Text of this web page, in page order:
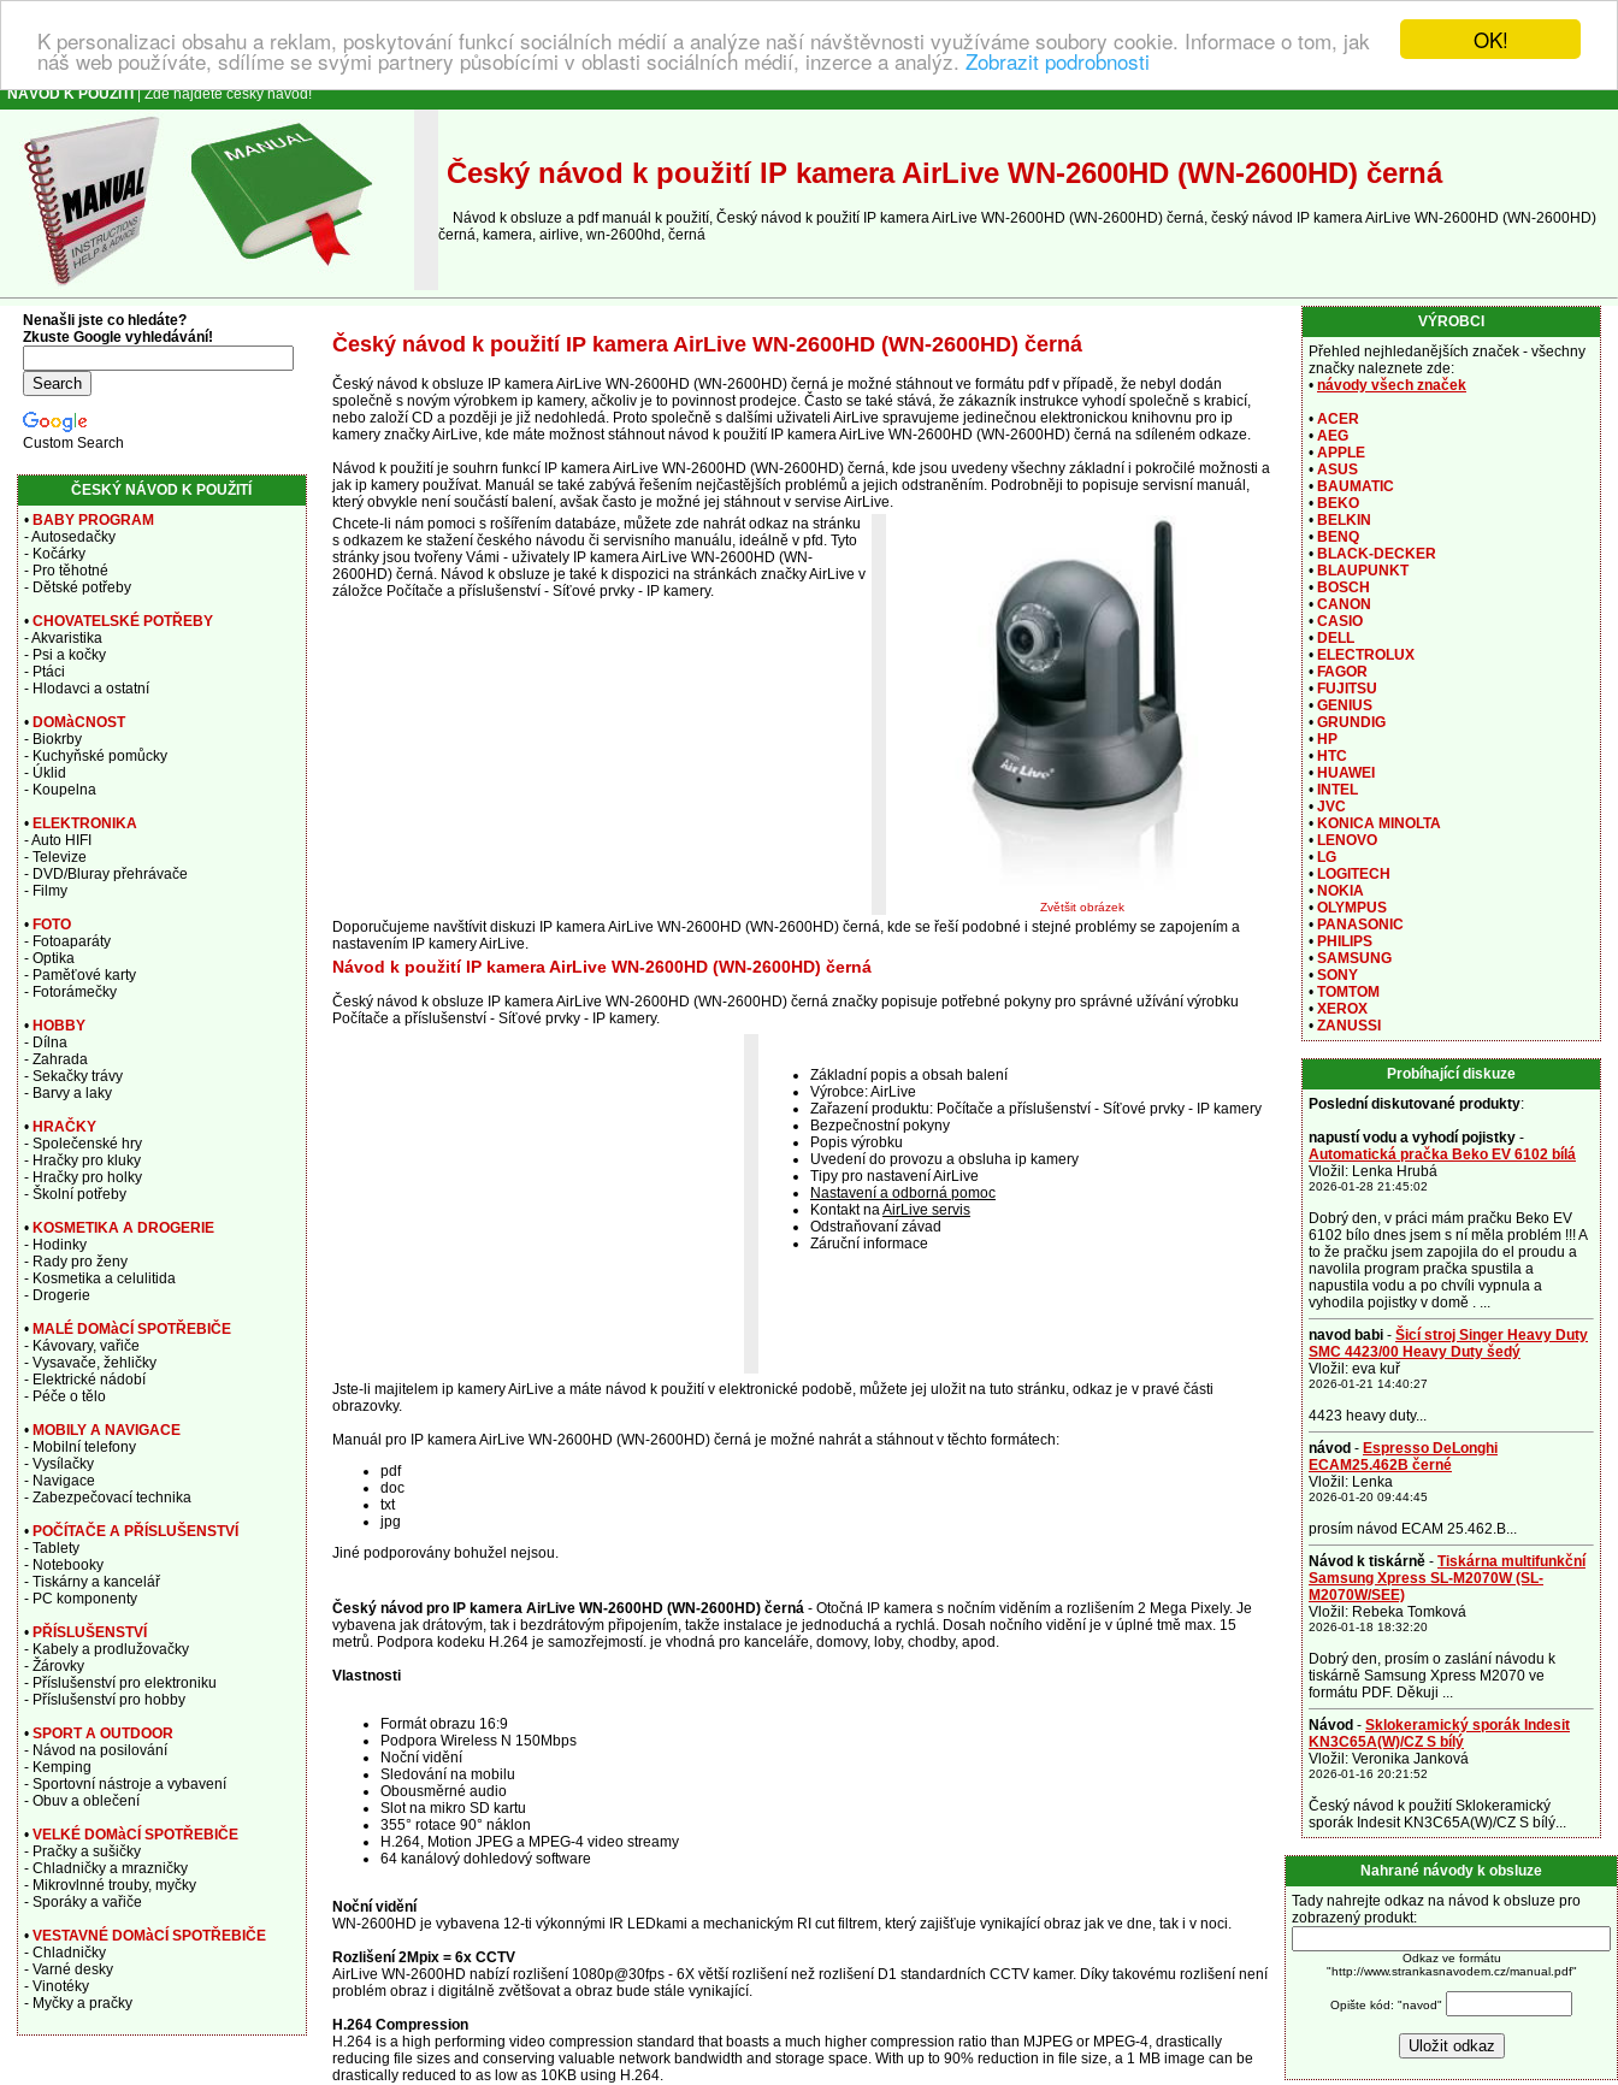
OK!
K personalizaci obsahu a reklam, poskytování funkcí sociálních médií a analýze naší návštěvnosti využíváme soubory cookie. Informace o tom, jak
náš web používáte, sdílíme se svými partnery působícími v oblasti sociálních médií, inzerce a analýz. Zobrazit podrobnosti
NÁVOD K POUŽITÍ| Zde najdete český návod!
Český návod k použití IP kamera AirLive WN-2600HD (WN-2600HD) černá
Návod k obsluze a pdf manuál k použití, Český návod k použití IP kamera AirLive WN-2600HD (WN-2600HD) černá, český návod IP kamera AirLive WN-2600HD (WN-2600HD)
černá, kamera, airlive, wn-2600hd, černá
Český návod k použití IP kamera AirLive WN-2600HD (WN-2600HD) černá
Český návod k obsluze IP kamera AirLive WN-2600HD (WN-2600HD) černá je možné stáhnout ve formátu pdf v případě, že nebyl dodán
společně s novým výrobkem ip kamery, ačkoliv je to povinnost prodejce. Často se také stává, že zákazník instrukce vyhodí společně s krabicí,
nebo založí CD a později je již nedohledá. Proto společně s dalšími uživateli AirLive spravujeme jedinečnou elektronickou knihovnu pro ip
kamery značky AirLive, kde máte možnost stáhnout návod k použití IP kamera AirLive WN-2600HD (WN-2600HD) černá na sdíleném odkaze.
Návod k použití je souhrn funkcí IP kamera AirLive WN-2600HD (WN-2600HD) černá, kde jsou uvedeny všechny základní i pokročilé možnosti a
jak ip kamery používat. Manuál se také zabývá řešením nejčastějších problémů a jejich odstraněním. Podrobněji to popisuje servisní manuál,
který obvykle není součástí balení, avšak často je možné jej stáhnout v servise AirLive.
Chcete-li nám pomoci s rošířením databáze, můžete zde nahrát odkaz na stránku
s odkazem ke stažení českého návodu či servisního manuálu, ideálně v pfd. Tyto
stránky jsou tvořeny Vámi - uživately IP kamera AirLive WN-2600HD (WN-
2600HD) černá. Návod k obsluze je také k dispozici na stránkách značky AirLive v
záložce Počítače a příslušenství - Síťové prvky - IP kamery.
Zvětšit obrázek
Doporučujeme navštívit diskuzi IP kamera AirLive WN-2600HD (WN-2600HD) černá, kde se řeší podobné i stejné problémy se zapojením a
nastavením IP kamery AirLive.
Návod k použití IP kamera AirLive WN-2600HD (WN-2600HD) černá
Český návod k obsluze IP kamera AirLive WN-2600HD (WN-2600HD) černá značky popisuje potřebné pokyny pro správné užívání výrobku
Počítače a příslušenství - Síťové prvky - IP kamery.
Základní popis a obsah balení
Výrobce: AirLive
Zařazení produktu: Počítače a příslušenství - Síťové prvky - IP kamery
Bezpečnostní pokyny
Popis výrobku
Uvedení do provozu a obsluha ip kamery
Tipy pro nastavení AirLive
Nastavení a odborná pomoc
Kontakt naAirLive servis
Odstraňovaní závad
Záruční informace
Jste-li majitelem ip kamery AirLive a máte návod k použití v elektronické podobě, můžete jej uložit na tuto stránku, odkaz je v pravé části
obrazovky.
Manuál pro IP kamera AirLive WN-2600HD (WN-2600HD) černá je možné nahrát a stáhnout v těchto formátech:
pdf
doc
txt
jpg
Jiné podporovány bohužel nejsou.
Český návod pro IP kamera AirLive WN-2600HD (WN-2600HD) černá - Otočná IP kamera s nočním viděním a rozlišením 2 Mega Pixely. Je
vybavena jak drátovým, tak i bezdrátovým připojením, takže instalace je jednoduchá a rychlá. Dosah nočního vidění je v úplné tmě max. 15
metrů. Podpora kodeku H.264 je samozřejmostí. je vhodná pro kanceláře, domovy, loby, chodby, apod.
Vlastnosti
Formát obrazu 16:9
Podpora Wireless N 150Mbps
Noční vidění
Sledování na mobilu
Obousměrné audio
Slot na mikro SD kartu
355° rotace 90° náklon
H.264, Motion JPEG a MPEG-4 video streamy
64 kanálový dohledový software
Noční vidění
WN-2600HD je vybavena 12-ti výkonnými IR LEDkami a mechanickým RI cut filtrem, který zajišťuje vynikající obraz jak ve dne, tak i v noci.
Rozlišení 2Mpix = 6x CCTV
AirLive WN-2600HD nabízí rozlišení 1080p@30fps - 6X větší rozlišení než rozlišení D1 standardních CCTV kamer. Díky takovému rozlišení není
problém obraz i digitálně zvětšovat a obraz bude stále vynikající.
H.264 Compression
H.264 is a high performing video compression standard that boasts a much higher compression ratio than MJPEG or MPEG-4, drastically
reducing file sizes and conserving valuable network bandwidth and storage space. With up to 90% reduction in file size, a 1 MB image can be
drastically reduced to as low as 10KB using H.264.
Nenašli jste co hledáte?
Zkuste Google vyhledávání!
Custom Search
ČESKÝ NÁVOD K POUŽITÍ
• BABY PROGRAM
- Autosedačky
- Kočárky
- Pro těhotné
- Dětské potřeby
• CHOVATELSKÉ POTŘEBY
- Akvaristika
- Psi a kočky
- Ptáci
- Hlodavci a ostatní
• DOMàCNOST
- Biokrby
- Kuchyňské pomůcky
- Úklid
- Koupelna
• ELEKTRONIKA
- Auto HIFI
- Televize
- DVD/Bluray přehrávače
- Filmy
• FOTO
- Fotoaparáty
- Optika
- Paměťové karty
- Fotorámečky
• HOBBY
- Dílna
- Zahrada
- Sekačky trávy
- Barvy a laky
• HRAČKY
- Společenské hry
- Hračky pro kluky
- Hračky pro holky
- Školní potřeby
• KOSMETIKA A DROGERIE
- Hodinky
- Rady pro ženy
- Kosmetika a celulitida
- Drogerie
• MALÉ DOMàCÍ SPOTŘEBIČE
- Kávovary, vařiče
- Vysavače, žehličky
- Elektrické nádobí
- Péče o tělo
• MOBILY A NAVIGACE
- Mobilní telefony
- Vysílačky
- Navigace
- Zabezpečovací technika
• POČÍTAČE A PŘÍSLUŠENSTVÍ
- Tablety
- Notebooky
- Tiskárny a kancelář
- PC komponenty
• PŘÍSLUŠENSTVÍ
- Kabely a prodlužovačky
- Žárovky
- Příslušenství pro elektroniku
- Příslušenství pro hobby
• SPORT A OUTDOOR
- Návod na posilování
- Kemping
- Sportovní nástroje a vybavení
- Obuv a oblečení
• VELKÉ DOMàCÍ SPOTŘEBIČE
- Pračky a sušičky
- Chladničky a mrazničky
- Mikrovlnné trouby, myčky
- Sporáky a vařiče
• VESTAVNÉ DOMàCÍ SPOTŘEBIČE
- Chladničky
- Varné desky
- Vinotéky
- Myčky a pračky
VÝROBCI
Přehled nejhledanějších značek - všechny
značky naleznete zde:
• návody všech značek
• ACER
• AEG
• APPLE
• ASUS
• BAUMATIC
• BEKO
• BELKIN
• BENQ
• BLACK-DECKER
• BLAUPUNKT
• BOSCH
• CANON
• CASIO
• DELL
• ELECTROLUX
• FAGOR
• FUJITSU
• GENIUS
• GRUNDIG
• HP
• HTC
• HUAWEI
• INTEL
• JVC
• KONICA MINOLTA
• LENOVO
• LG
• LOGITECH
• NOKIA
• OLYMPUS
• PANASONIC
• PHILIPS
• SAMSUNG
• SONY
• TOMTOM
• XEROX
• ZANUSSI
Probíhající diskuze
Poslední diskutované produkty:
napustí vodu a vyhodí pojistky -
Automatická pračka Beko EV 6102 bílá
Vložil: Lenka Hrubá
2026-01-28 21:45:02
Dobrý den, v práci mám pračku Beko EV
6102 bílo dnes jsem s ní měla problém !!! A
to že pračku jsem zapojila do el proudu a
navolila program pračka spustila a
napustila vodu a po chvíli vypnula a
vyhodila pojistky v domě . ...
navod babi - Šicí stroj Singer Heavy Duty
SMC 4423/00 Heavy Duty šedý
Vložil: eva kuř
2026-01-21 14:40:27
4423 heavy duty...
návod - Espresso DeLonghi
ECAM25.462B černé
Vložil: Lenka
2026-01-20 09:44:45
prosím návod ECAM 25.462.B...
Návod k tiskárně - Tiskárna multifunkční
Samsung Xpress SL-M2070W (SL-
M2070W/SEE)
Vložil: Rebeka Tomková
2026-01-18 18:32:20
Dobrý den, prosím o zaslání návodu k
tiskárně Samsung Xpress M2070 ve
formátu PDF. Děkuji ...
Návod - Sklokeramický sporák Indesit
KN3C65A(W)/CZ S bílý
Vložil: Veronika Janková
2026-01-16 20:21:52
Český návod k použití Sklokeramický
sporák Indesit KN3C65A(W)/CZ S bílý...
Nahrané návody k obsluze
Tady nahrejte odkaz na návod k obsluze pro
zobrazený produkt:
Odkaz ve formátu
"http://www.strankasnavodem.cz/manual.pdf"
Opište kód: "navod"